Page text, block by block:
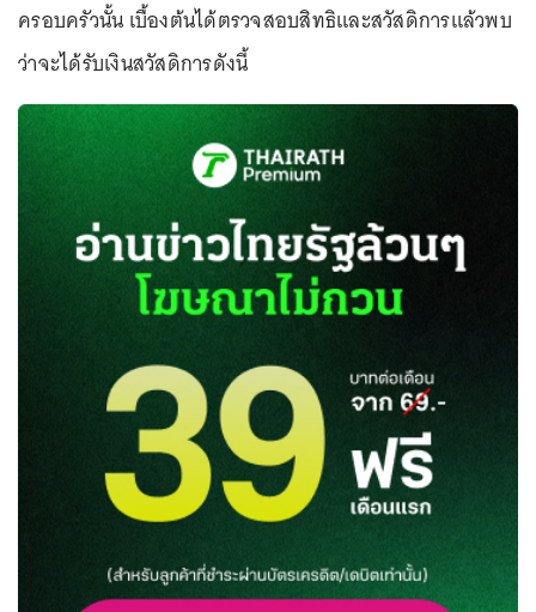
ครอบครัวนั้น เบื้องต้นได้ตรวจสอบสิทธิและสวัสดิการแล้วพบ
ว่าจะได้รับเงินสวัสดิการดังนี้